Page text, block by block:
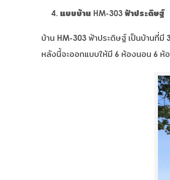
แบบบ้าน HM-303 ฟ้าประดิษฐ์
บ้าน HM-303 ฟ้าประดิษฐ์ เป็นบ้านที่
หลังนี้จะออกแบบให้มี 6 ห้องนอน 6